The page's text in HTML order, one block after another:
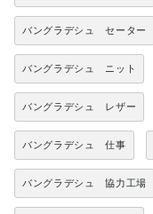
バングラデシュ セーター
バングラデシュ ニット
バングラデシュ レザー
バングラデシュ 仕事
バングラデシュ 協力工場